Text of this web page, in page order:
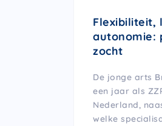
Flexibiliteit,
autonomie:
zocht
De jonge arts
een jaar als
Nederland,
welke